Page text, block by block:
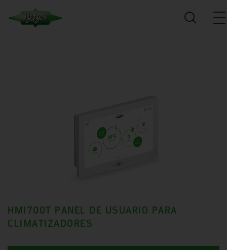
HMI700T PANEL DE USUARIO PARA
CLIMATIZADORES